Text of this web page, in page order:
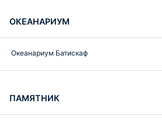
ОКЕАНАРИУМ
Океанариум Батискаф
ПАМЯТНИК